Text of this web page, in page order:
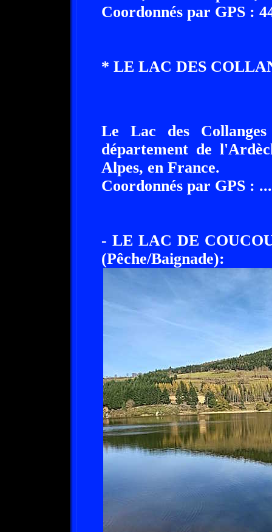
Coordonnés par GPS :
* LE LAC DES
Le Lac des
département de
Alpes, en France.
Coordonnés par GPS :
- LE LAC DE
(Pêche/Baignade):